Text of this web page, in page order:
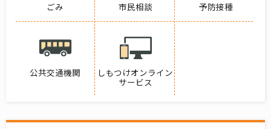
ごみ 市民相談 予防接種
公共交通機関
しもつけオンライン
サービス